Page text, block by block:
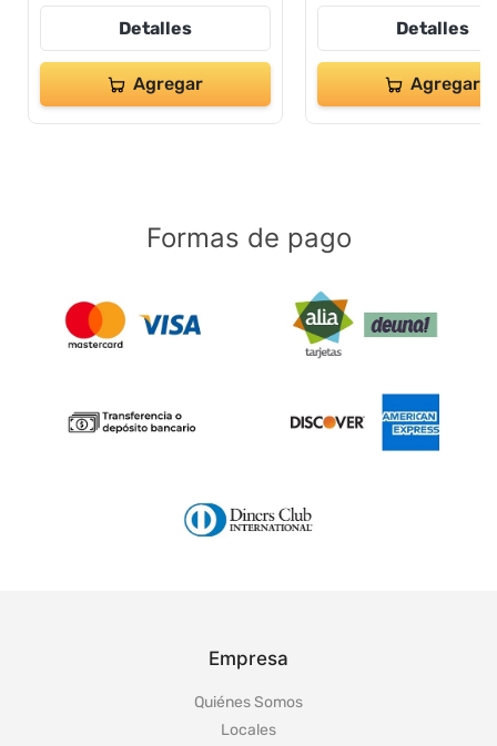
Detalles
Agregar
Detalles
Agregar
Formas de pago
Empresa
Quiénes Somos
Locales